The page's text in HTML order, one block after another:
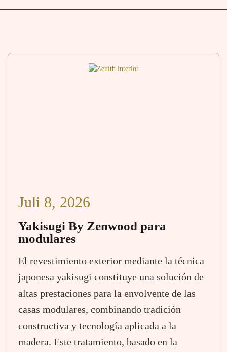
Juli 8, 2026
Yakisugi By Zenwood para
modulares
El revestimiento exterior mediante la técnica
japonesa yakisugi constituye una solución de
altas prestaciones para la envolvente de las
casas modulares, combinando tradición
constructiva y tecnología aplicada a la
madera. Este tratamiento, basado en la